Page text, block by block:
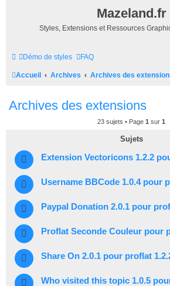
Mazeland.fr
Styles, Extensions et Ressources
Démo de styles FAQ
Accueil Archives Archives des
Archives des extensions
23 sujets • Page 1 sur 1
Sujets
Extension Vectoricons 1.2.2
Username BBCode 1.0.4 pour
Paypal Donation 2.0.1 pour
Proflat Seconde Couleur pour
Share On 2.0.1 pour proflat
Who visited this topic 1.0.5